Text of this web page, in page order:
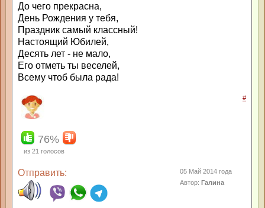
До чего прекрасна,
День Рождения у тебя,
Праздник самый классный!
Настоящий Юбилей,
Десять лет - не мало,
Его отметь ты веселей,
Всему чтоб была рада!
#
76%
из 21 голосов
Отправить:
05 Май 2014 года
Автор:Галина